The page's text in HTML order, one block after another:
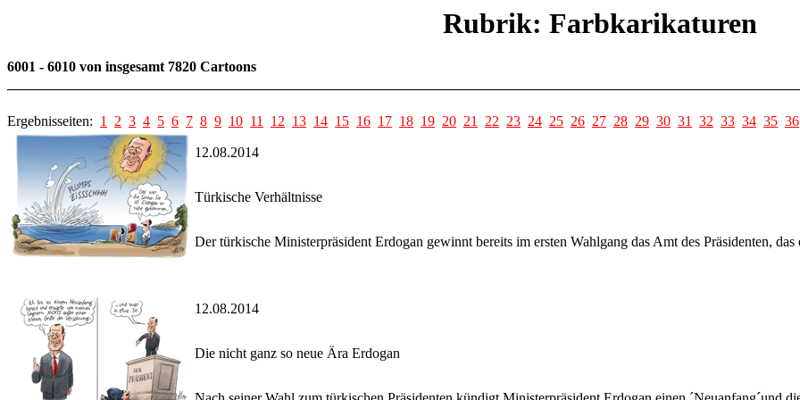
Rubrik: Farbkarikaturen
6001 - 6010 von insgesamt 7820 Cartoons
Ergebnisseiten: 1 2 3 4 5 6 7 8 9 10 11 12 13 14 15 16 17 18 19 20 21 22 23 24 25 26 27 28 29 30 31 32 33 34 35 36
12.08.2014
Türkische Verhältnisse
Der türkische Ministerpräsident Erdogan gewinnt bereits im ersten Wahlgang das Amt des Präsidenten,
12.08.2014
Die nicht ganz so neue Ära Erdogan